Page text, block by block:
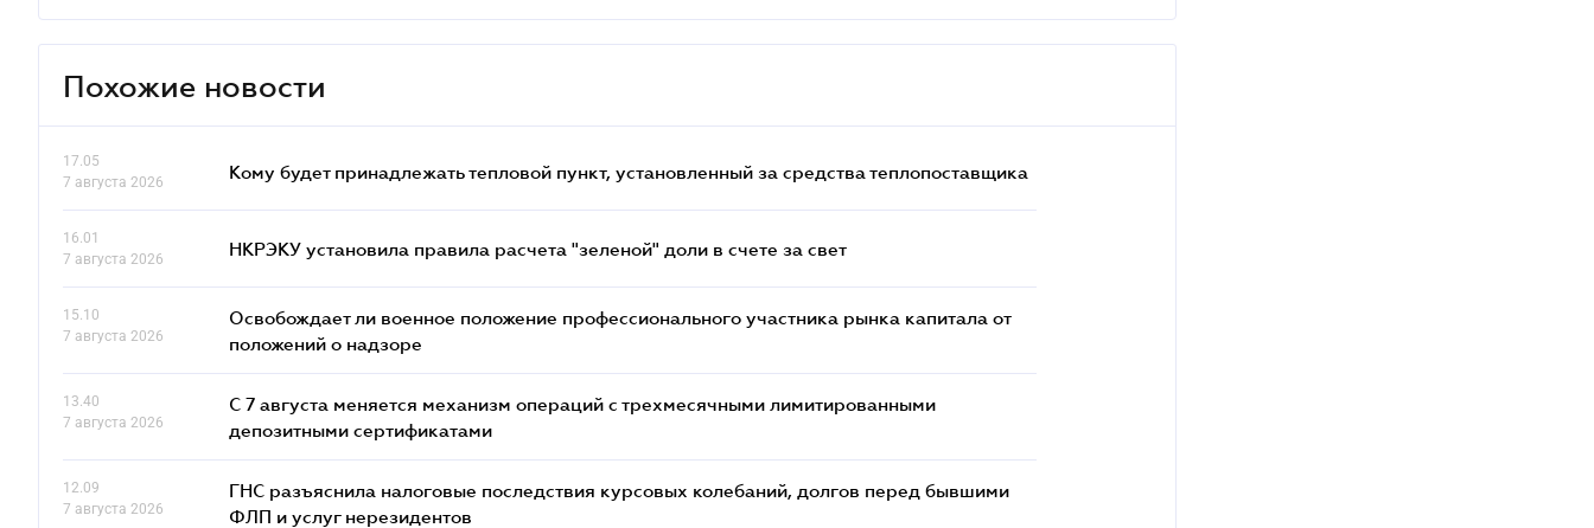
Похожие новости
17.05
7 августа 2026
Кому будет принадлежать тепловой пункт, установленный за средства теплопоставщика
16.01
7 августа 2026
НКРЭКУ установила правила расчета "зеленой" доли в счете за свет
15.10
7 августа 2026
Освобождает ли военное положение профессионального участника рынка капитала от
положений о надзоре
13.40
7 августа 2026
С 7 августа меняется механизм операций с трехмесячными лимитированными
депозитными сертификатами
12.09
7 августа 2026
ГНС разъяснила налоговые последствия курсовых колебаний, долгов перед бывшими
ФЛП и услуг нерезидентов